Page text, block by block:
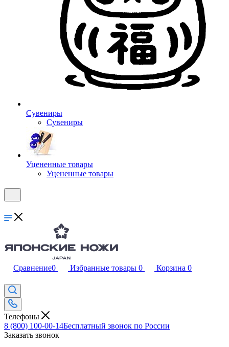
Сувениры
Сувениры
Уцененные товары
Уцененные товары
Сравнение0 Избранные товары 0 Корзина 0
Телефоны
8 (800) 100-00-14Бесплатный звонок по России
Заказать звонок